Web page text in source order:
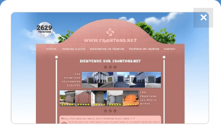
FRONTONS.NET
BUSCAR UN FRONTÓN
4784
frontones
✕